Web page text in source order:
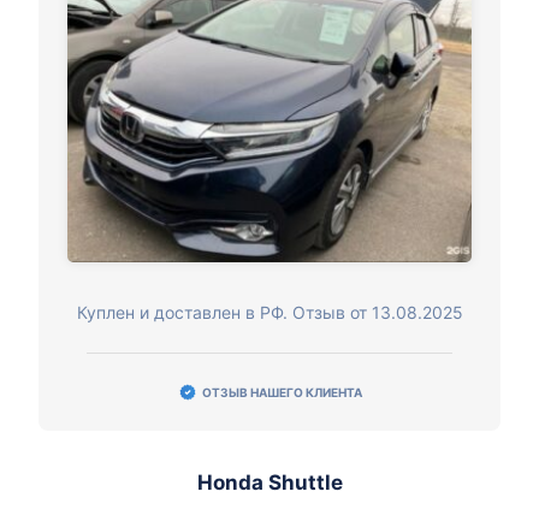
Куплен и доставлен в РФ. Отзыв от 13.08.2025
ОТЗЫВ НАШЕГО КЛИЕНТА
Honda Shuttle